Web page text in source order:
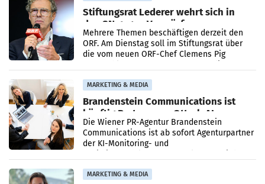
Stiftungsrat Lederer wehrt sich in
den SN gegen Vorwürfe
Mehrere Themen beschäftigen derzeit den
ORF. Am Dienstag soll im Stiftungsrat über
die vom neuen ORF-Chef Clemens Pig
MARKETING & MEDIA
Brandenstein Communications ist
künftig Partner von OtterlyAI
Die Wiener PR-Agentur Brandenstein
Communications ist ab sofort Agenturpartner
der KI-Monitoring- und
MARKETING & MEDIA